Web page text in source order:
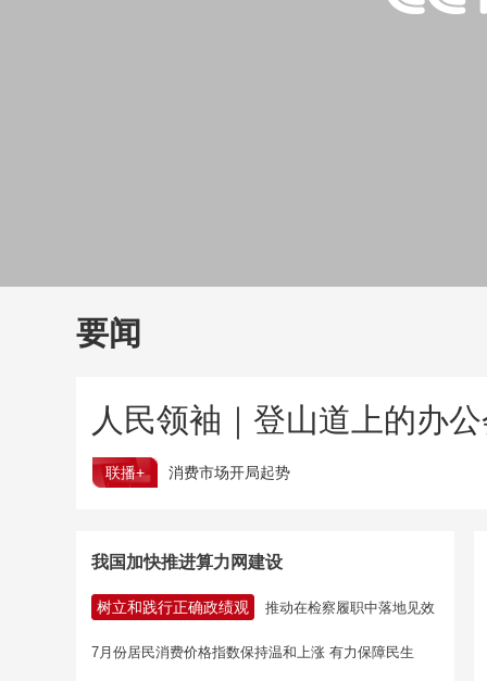
要闻
人民领袖｜登山道上的办
联播+ 消费市场开局起势
我国加快推进算力网建设
树立和践行正确政绩观 推动在检察履职中落地见效
7月份居民消费价格指数保持温和上涨 有力保障民生